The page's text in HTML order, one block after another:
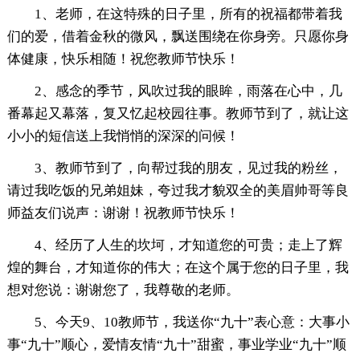
1、老师，在这特殊的日子里，所有的祝福都带着我
们的爱，借着金秋的微风，飘送围绕在你身旁。只愿你身
体健康，快乐相随！祝您教师节快乐！
2、感念的季节，风吹过我的眼眸，雨落在心中，几
番幕起又幕落，复又忆起校园往事。教师节到了，就让这
小小的短信送上我悄悄的深深的问候！
3、教师节到了，向帮过我的朋友，见过我的粉丝，
请过我吃饭的兄弟姐妹，夸过我才貌双全的美眉帅哥等良
师益友们说声：谢谢！祝教师节快乐！
4、经历了人生的坎坷，才知道您的可贵；走上了辉
煌的舞台，才知道你的伟大；在这个属于您的日子里，我
想对您说：谢谢您了，我尊敬的老师。
5、今天9、10教师节，我送你“九十”表心意：大事小
事“九十”顺心，爱情友情“九十”甜蜜，事业学业“九十”顺